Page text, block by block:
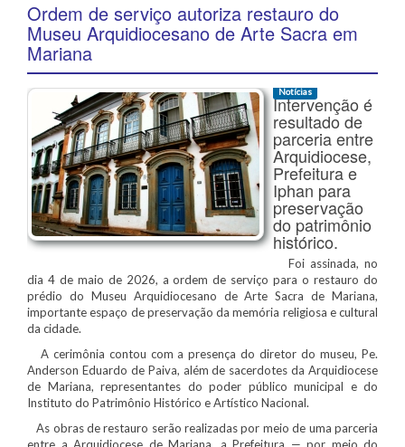
Ordem de serviço autoriza restauro do
Museu Arquidiocesano de Arte Sacra em
Mariana
Notícias
Intervenção é
resultado de
parceria entre
Arquidiocese,
Prefeitura e
Iphan para
preservação
do patrimônio
histórico.
Foi assinada, no
dia 4 de maio de 2026, a ordem de serviço para o restauro do
prédio do Museu Arquidiocesano de Arte Sacra de Mariana,
importante espaço de preservação da memória religiosa e cultural
da cidade.
A cerimônia contou com a presença do diretor do museu, Pe.
Anderson Eduardo de Paiva, além de sacerdotes da Arquidiocese
de Mariana, representantes do poder público municipal e do
Instituto do Patrimônio Histórico e Artístico Nacional.
As obras de restauro serão realizadas por meio de uma parceria
entre a Arquidiocese de Mariana, a Prefeitura — por meio do